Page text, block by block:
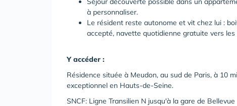
à personnaliser.
Le résident reste autonome et vit chez lui :
accepté, navette quotidienne gratuite vers les
Y accéder :
Résidence située à Meudon, au sud de Paris, à 10
exceptionnel en Hauts-de-Seine.
SNCF: Ligne Transilien N jusqu'à la gare de Bellevue